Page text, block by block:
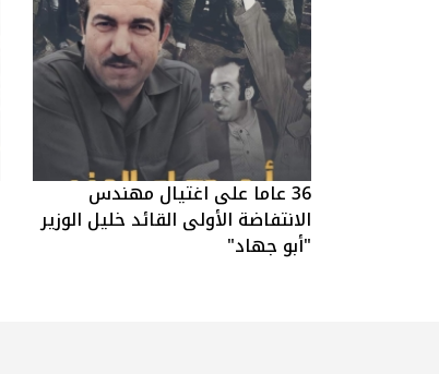
36 عاما على اغتيال مهندس
الانتفاضة الأولى القائد خليل الوزير
"أبو جهاد"